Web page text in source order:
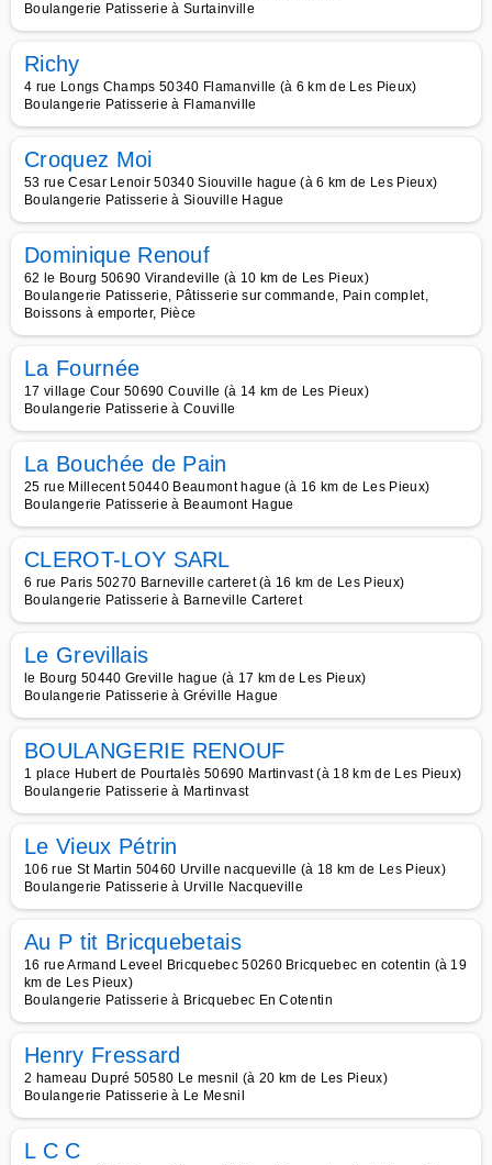
Boulangerie Patisserie à Surtainville
Richy
4 rue Longs Champs 50340 Flamanville (à 6 km de Les Pieux)
Boulangerie Patisserie à Flamanville
Croquez Moi
53 rue Cesar Lenoir 50340 Siouville hague (à 6 km de Les Pieux)
Boulangerie Patisserie à Siouville Hague
Dominique Renouf
62 le Bourg 50690 Virandeville (à 10 km de Les Pieux)
Boulangerie Patisserie, Pâtisserie sur commande, Pain complet,
Boissons à emporter, Pièce
La Fournée
17 village Cour 50690 Couville (à 14 km de Les Pieux)
Boulangerie Patisserie à Couville
La Bouchée de Pain
25 rue Millecent 50440 Beaumont hague (à 16 km de Les Pieux)
Boulangerie Patisserie à Beaumont Hague
CLEROT-LOY SARL
6 rue Paris 50270 Barneville carteret (à 16 km de Les Pieux)
Boulangerie Patisserie à Barneville Carteret
Le Grevillais
le Bourg 50440 Greville hague (à 17 km de Les Pieux)
Boulangerie Patisserie à Gréville Hague
BOULANGERIE RENOUF
1 place Hubert de Pourtalès 50690 Martinvast (à 18 km de Les Pieux)
Boulangerie Patisserie à Martinvast
Le Vieux Pétrin
106 rue St Martin 50460 Urville nacqueville (à 18 km de Les Pieux)
Boulangerie Patisserie à Urville Nacqueville
Au P tit Bricquebetais
16 rue Armand Leveel Bricquebec 50260 Bricquebec en cotentin (à 19
km de Les Pieux)
Boulangerie Patisserie à Bricquebec En Cotentin
Henry Fressard
2 hameau Dupré 50580 Le mesnil (à 20 km de Les Pieux)
Boulangerie Patisserie à Le Mesnil
L C C